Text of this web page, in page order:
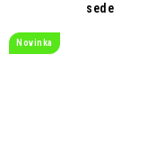
sede
Novinka